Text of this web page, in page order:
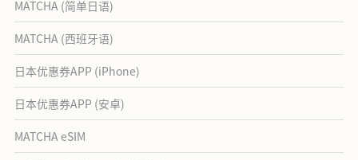
MATCHA (简单日语)
MATCHA (西班牙语)
日本优惠券APP (iPhone)
日本优惠券APP (安卓)
MATCHA eSIM